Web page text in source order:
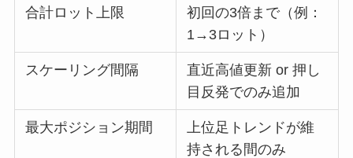
合計ロット上限
初回の3倍まで（例：
1→3ロット）
スケーリング間隔
直近高値更新 or 押し
目反発でのみ追加
最大ポジション期間
上位足トレンドが維
持される間のみ